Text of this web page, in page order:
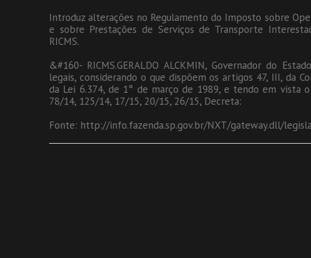
Introduz alterações no Regulamento do Imposto sobre
e sobre Prestações de Serviços de Transporte
RICMS.
&#160- RICMS.GERALDO ALCKMIN, Governador do
legais, considerando o que dispõem os artigos 47, III, da
da Lei 6.374, de 1° de março de 1989, e tendo em vista
78/14, 125/14, 17/15, 20/15, 26/15, Decreta:
Fonte: http://info.fazenda.sp.gov.br/NXT/gateway.dll/